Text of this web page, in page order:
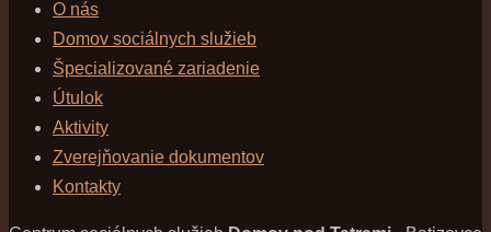
O nás
Domov sociálnych služieb
Špecializované zariadenie
Útulok
Aktivity
Zverejňovanie dokumentov
Kontakty